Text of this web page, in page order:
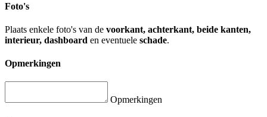
Foto's
Plaats enkele foto's van de voorkant, achterkant, beide kanten,
interieur, dashboard en eventuele schade.
Opmerkingen
Opmerkingen